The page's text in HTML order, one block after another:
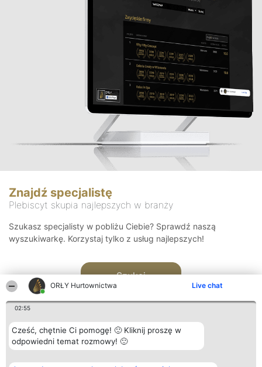
ORŁY Hurtownictwa Live chat
02:55
Cześć, chętnie Ci pomogę! 🙂 Kliknij proszę w
odpowiedni temat rozmowy! 🙂
Znajdź specjalistę
Plebiscyt skupia najlepszych w branży
Szukasz specjalisty w pobliżu Ciebie? Sprawdź naszą
wyszukiwarkę. Korzystaj tylko z usług najlepszych!
Szukaj
Organizator plebiscytu Plebiscyt Kontakt